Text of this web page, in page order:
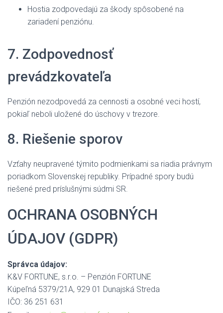
Hostia zodpovedajú za škody spôsobené na
zariadení penziónu.
7. Zodpovednosť
prevádzkovateľa
Penzión nezodpovedá za cennosti a osobné veci hostí,
pokiaľ neboli uložené do úschovy v trezore.
8. Riešenie sporov
Vzťahy neupravené týmito podmienkami sa riadia právnym
poriadkom Slovenskej republiky. Prípadné spory budú
riešené pred príslušnými súdmi SR.
OCHRANA OSOBNÝCH
ÚDAJOV (GDPR)
Správca údajov:
K&V FORTUNE, s.r.o. – Penzión FORTUNE
Kúpeľná 5379/21A, 929 01 Dunajská Streda
IČO: 36 251 631